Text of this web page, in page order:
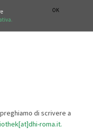
OK
di scrivere a
roma.it.